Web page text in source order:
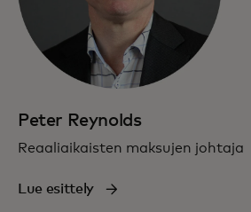
Peter Reynolds
Reaaliaikaisten maksujen johtaja
Lue esittely